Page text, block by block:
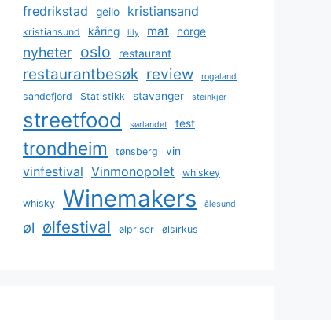
fredrikstad geilo kristiansand
kristiansund kåring lily mat norge
nyheter oslo restaurant
restaurantbesøk review rogaland
sandefjord Statistikk stavanger steinkjer
streetfood sørlandet test
trondheim tønsberg vin
vinfestival Vinmonopolet whiskey
whisky Winemakers ålesund
øl ølfestival ølpriser ølsirkus